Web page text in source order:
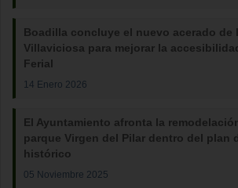
Boadilla concluye el nuevo acerado de
Villaviciosa para mejorar la
Ferial
14 Enero 2026
El Ayuntamiento afronta la
parque Virgen del Pilar dentro del plan
histórico
05 Noviembre 2025